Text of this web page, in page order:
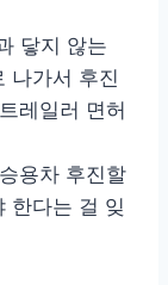
닿지 않는
나가서 후진
레일러 면허
용차 후진할
한다는 걸 잊